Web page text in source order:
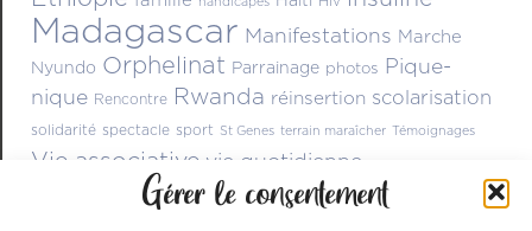
Gérer le consentement
Madagascar Manifestations Marche
Nyundo Orphelinat Parrainage photos Pique-
nique Rencontre Rwanda réinsertion scolarisation
solidarité spectacle sport St Genes terrain maraîcher Témoignages
Vie associative vie quotidienne